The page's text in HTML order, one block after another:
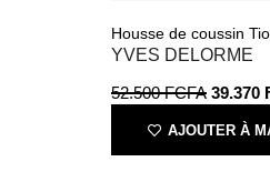
Housse de coussin
YVES DELORME
52.500FCFA 39.370
AJOUTER À